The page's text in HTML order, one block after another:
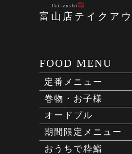
富山店テイクア
FOOD MENU
定番メニュー
巻物・お子様
オードブル
期間限定メニュー
おうちで粋鮨